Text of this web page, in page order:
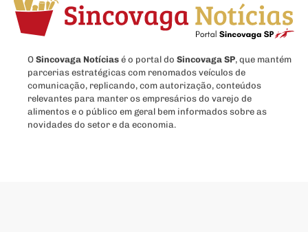
O Sincovaga Notícias é o portal do Sincovaga SP, que mantém
parcerias estratégicas com renomados veículos de
comunicação, replicando, com autorização, conteúdos
relevantes para manter os empresários do varejo de
alimentos e o público em geral bem informados sobre as
novidades do setor e da economia.